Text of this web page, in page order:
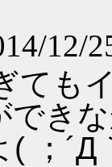
12/
ても
でき
( ；´Д